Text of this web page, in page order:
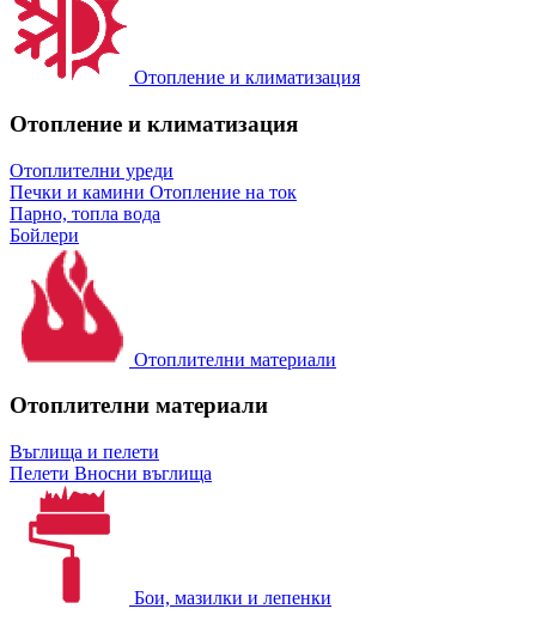
Отопление и климатизация
Отопление и климатизация
Отоплителни уреди
Печки и камини Отопление на ток
Парно, топла вода
Бойлери
Отоплителни материали
Отоплителни материали
Въглища и пелети
Пелети Вносни въглища
Бои, мазилки и лепенки